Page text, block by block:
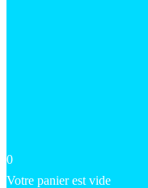
0
Votre panier est vide